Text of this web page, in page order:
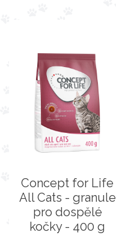
Concept for Life
All Cats - granule
pro dospělé
kočky - 400 g